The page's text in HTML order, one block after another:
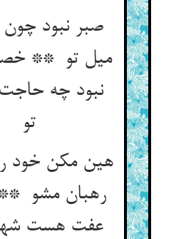
صبر نبود چون
میل تو **
نبود چه
تو
هین مکن خود
رهبان مشو
عفت هست